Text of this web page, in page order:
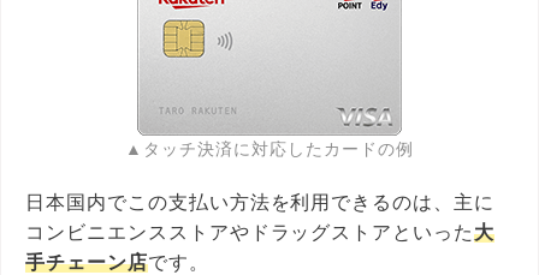
▲タッチ決済に対応したカードの例
日本国内でこの支払い方法を利用できるのは、主に
コンビニエンスストアやドラッグストアといった大
手チェーン店です。